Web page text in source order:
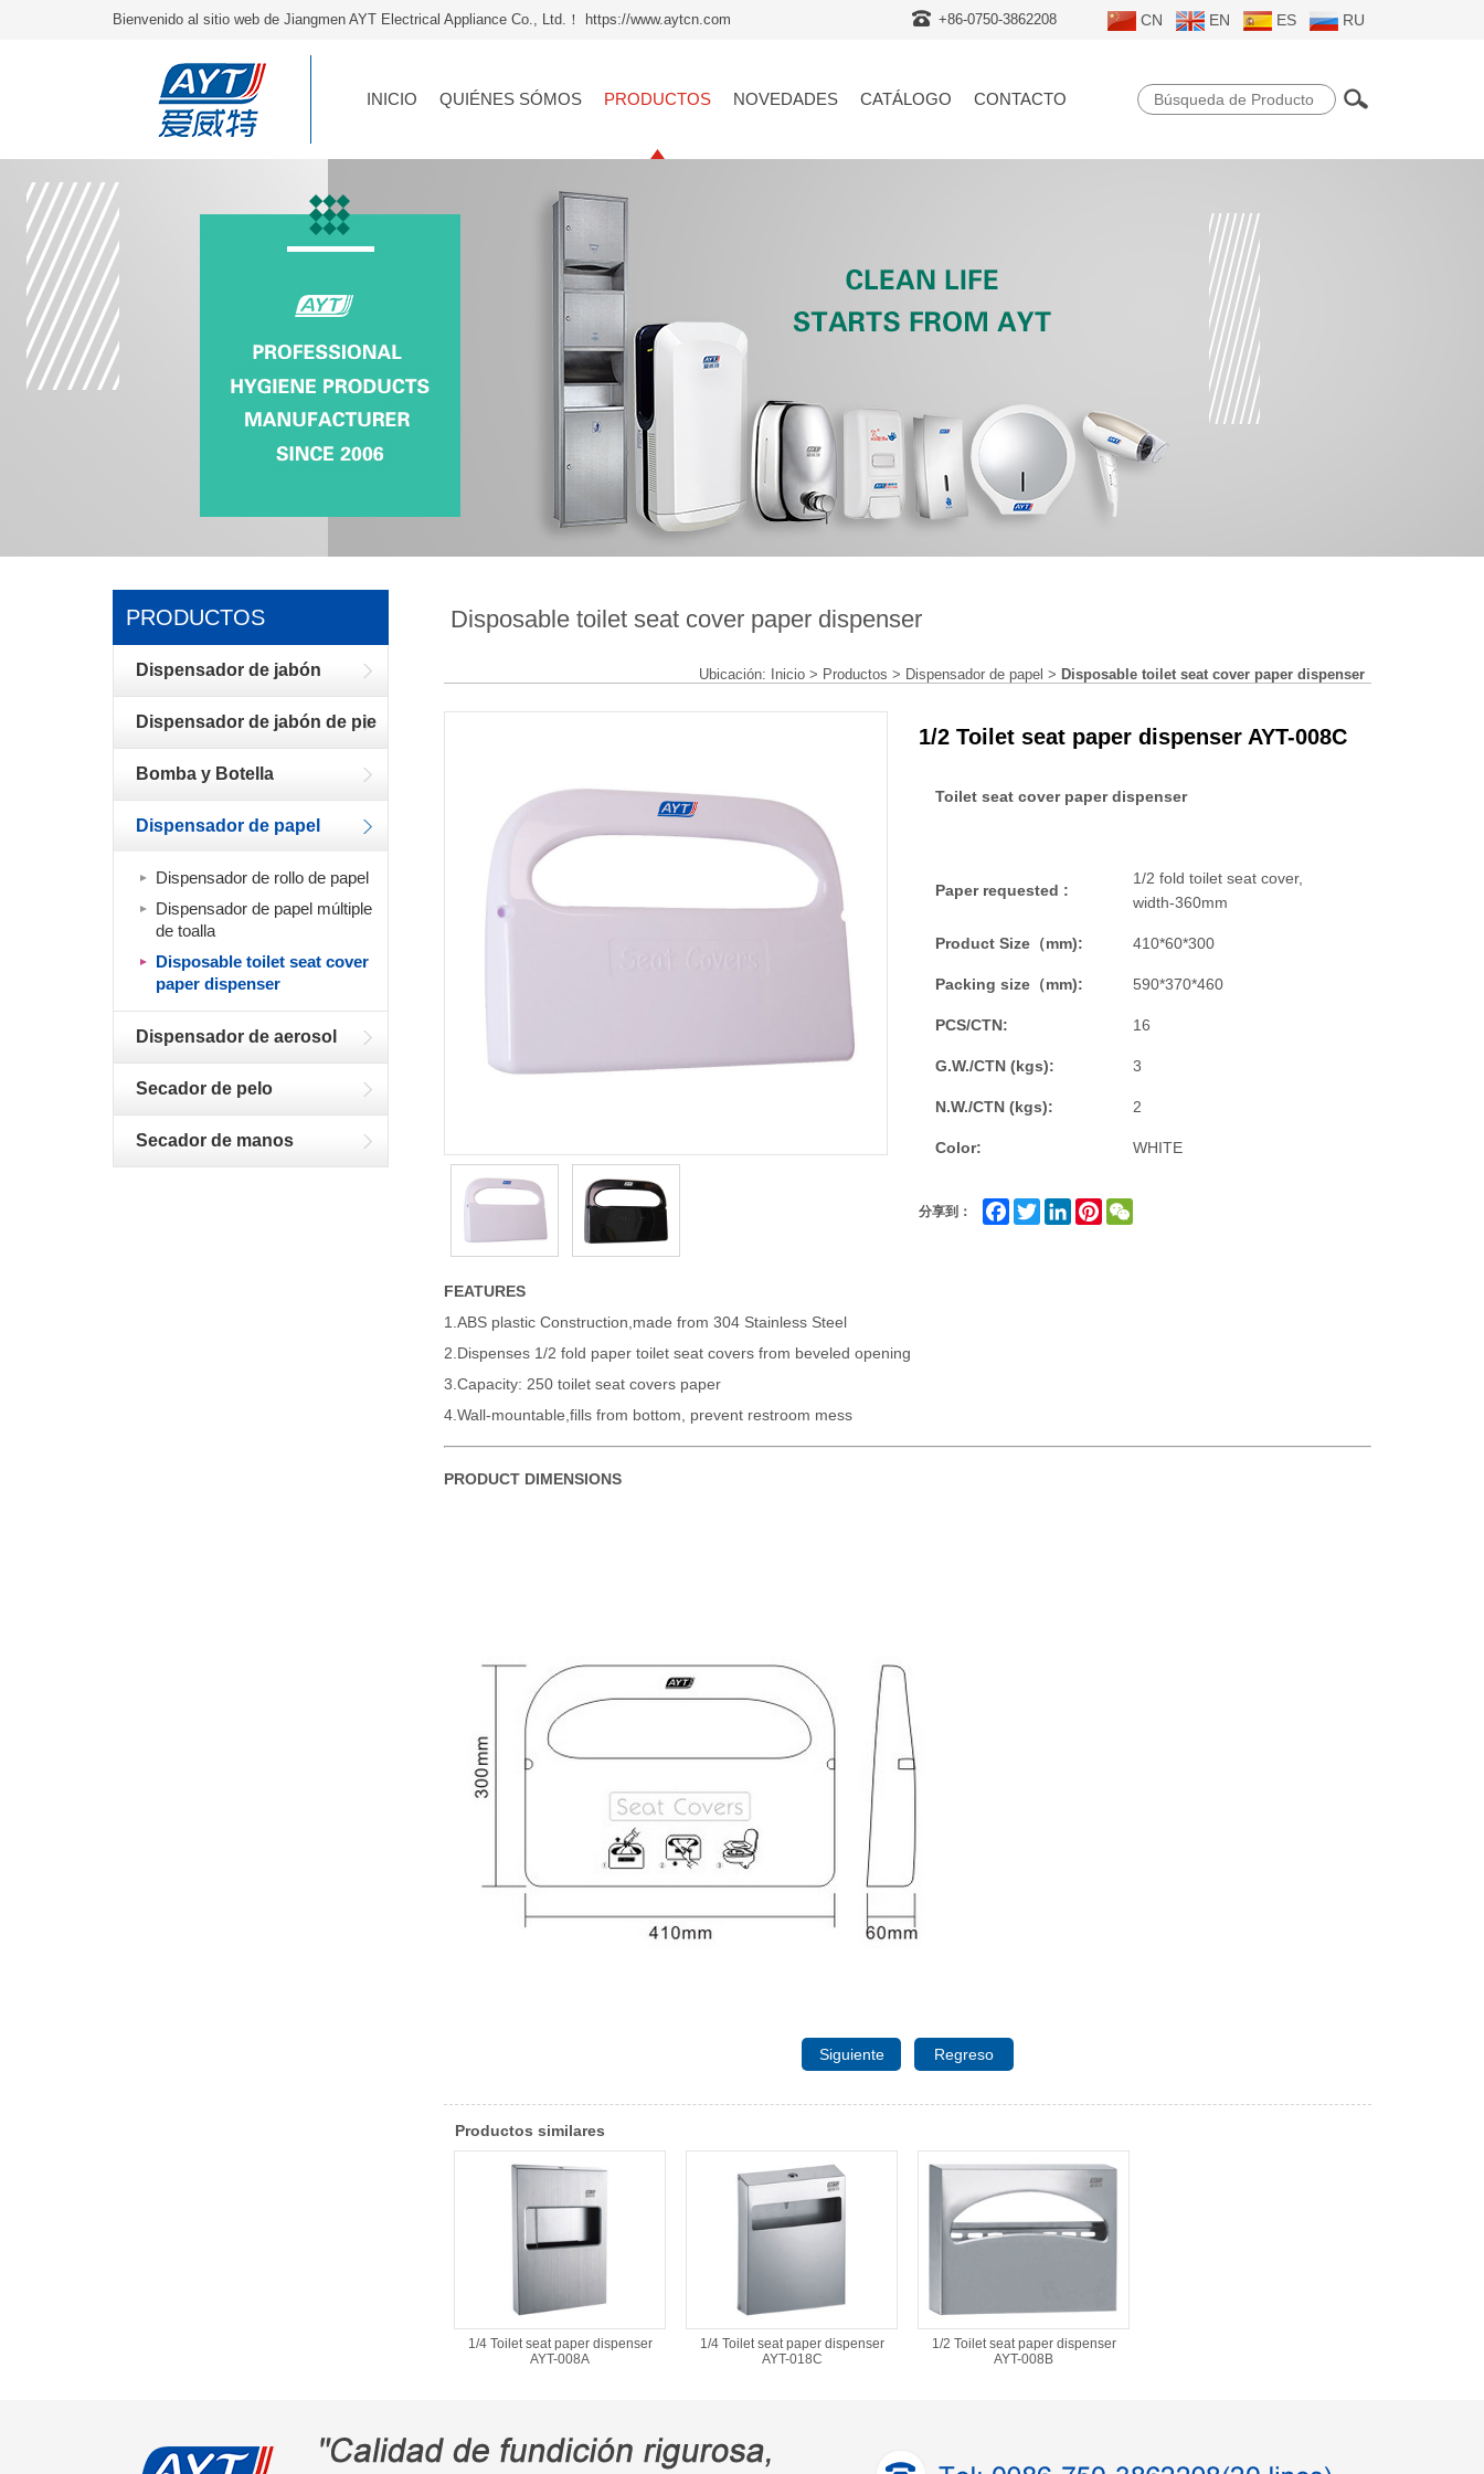
Bienvenido al sitio web de Jiangmen AYT Electrical Appliance Co., Ltd.！ https://www.aytcn.com +86-0750-3862208 CN EN ES RU
INICIO QUIÉNES SÓMOS PRODUCTOS NOVEDADES CATÁLOGO CONTACTO
PRODUCTOS
Dispensador de jabón
Dispensador de jabón de pie
Bomba y Botella
Dispensador de papel
Dispensador de rollo de papel
Dispensador de papel múltiple
de toalla
Disposable toilet seat cover
paper dispenser
Dispensador de aerosol
Secador de pelo
Secador de manos
Disposable toilet seat cover paper dispenser
Ubicación: Inicio > Productos > Dispensador de papel > Disposable toilet seat cover paper dispenser
1/2 Toilet seat paper dispenser AYT-008C
Toilet seat cover paper dispenser
Paper requested :
1/2 fold toilet seat cover,
width-360mm
Product Size（mm): 410*60*300
Packing size（mm): 590*370*460
PCS/CTN: 16
G.W./CTN (kgs): 3
N.W./CTN (kgs): 2
Color: WHITE
分享到： Facebook
Twitter LinkedInPinterest
FEATURES
1.ABS plastic Construction,made from 304 Stainless Steel
2.Dispenses 1/2 fold paper toilet seat covers from beveled opening
3.Capacity: 250 toilet seat covers paper
4.Wall-mountable,fills from bottom, prevent restroom mess
PRODUCT DIMENSIONS
Siguiente Regreso
Productos similares
1/4 Toilet seat paper dispenser
AYT-008A
1/4 Toilet seat paper dispenser
AYT-018C
1/2 Toilet seat paper dispenser
AYT-008B